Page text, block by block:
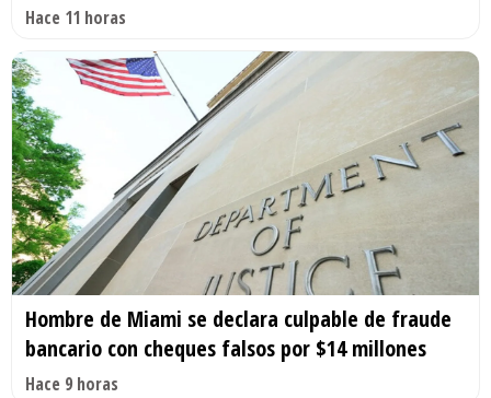
Hace 11 horas
Hombre de Miami se declara culpable de fraude
bancario con cheques falsos por $14 millones
Hace 9 horas